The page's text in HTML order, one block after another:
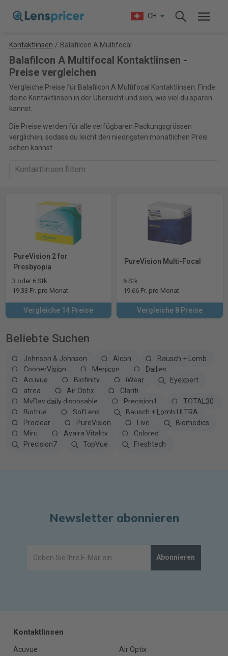
CH
Kontaktlinsen / Balafilcon A Multifocal
Balafilcon A Multifocal Kontaktlinsen -
Preise vergleichen
Vergleiche Preise für Balafilcon A Multifocal Kontaktlinsen. Finde
deine Kontaktlinsen in der Übersicht und sieh, wie viel du sparen
kannst.
Die Preise werden für alle verfügbaren Packungsgrössen
verglichen, sodass du leicht den niedrigsten monatlichen Preis
sehen kannst.
PureVision 2 for
Presbyopia
3 oder 6 Stk
19.33 Fr. pro Monat
Vergleiche 14 Preise
PureVision Multi-Focal
6 Stk
19.66 Fr. pro Monat
Vergleiche 8 Preise
Beliebte Suchen
Johnson & Johnson Alcon
Bausch + Lomb
CooperVision
Menicon
Dailies
Acuvue
Biofinity iWear
Eyexpert
atrea
Air Optix
Clariti
MyDay daily disposable
Precision1
TOTAL30
Biotrue
SofLens
Bausch + Lomb ULTRA
Proclear
PureVision Live
Biomedics
Miru
Avaira Vitality
Colored
Precision7
TopVue Freshtech
Newsletter abonnieren
Abonnieren
Kontaktlinsen
Acuvue
Air Optix